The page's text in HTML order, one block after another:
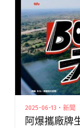
讀全文 "「斜
專輯《AKA》
2025-06-13・新聞
阿爆攜廠牌